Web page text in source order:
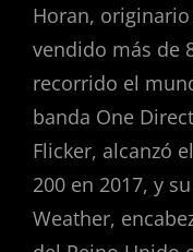
Horan,
vendido más de
recorrido el
banda One
Flicker, alcanzó
200 en 2017, y
Weather,